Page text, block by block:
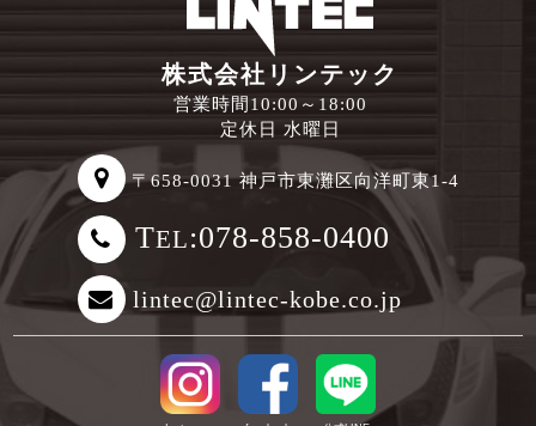
株式会社リンテック
営業時間10:00～18:00
定休日 水曜日
〒658-0031 神戸市東灘区向洋町東1-4
TEL:078-858-0400
lintec@lintec-kobe.co.jp